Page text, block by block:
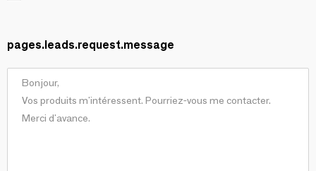
pages.leads.request.message